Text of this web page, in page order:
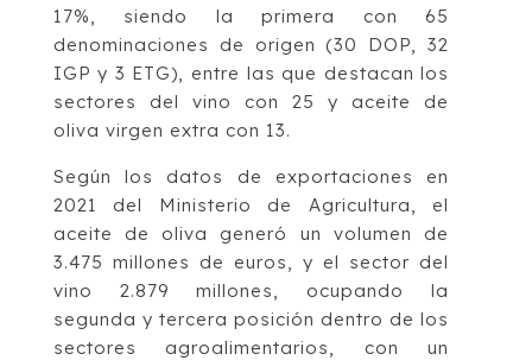
17%, siendo la primera con 65
denominaciones de origen (30 DOP, 32
IGP y 3 ETG), entre las que destacan los
sectores del vino con 25 y aceite de
oliva virgen extra con 13.
Según los datos de exportaciones en
2021 del Ministerio de Agricultura, el
aceite de oliva generó un volumen de
3.475 millones de euros, y el sector del
vino 2.879 millones, ocupando la
segunda y tercera posición dentro de los
sectores agroalimentarios, con un